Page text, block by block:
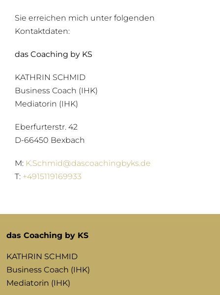
Sie erreichen mich unter folgenden
Kontaktdaten:
das Coaching by KS
KATHRIN SCHMID
Business Coach (IHK)
Mediatorin (IHK)
Eberfurterstr. 42
D-66450 Bexbach
M: K.Schmid@dascoachingbyks.de
T: +4915119169933
das Coaching by KS
KATHRIN SCHMID
Business Coach (IHK)
Mediatorin (IHK)